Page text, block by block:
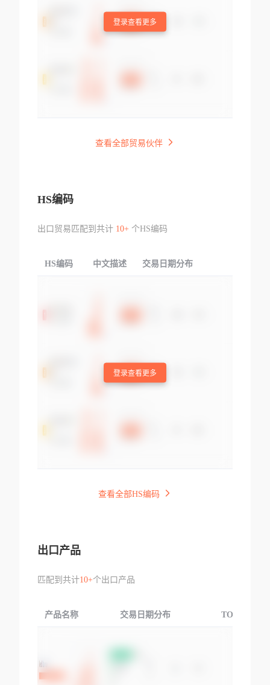
登录查看更多
查看全部贸易伙伴
HS编码
出口贸易匹配到共计 10+个HS编码
HS编码 中文描述 交易日期分布
登录查看更多
查看全部HS编码
出口产品
匹配到共计10+个出口产品
产品名称 交易日期分布 TOP3交易国